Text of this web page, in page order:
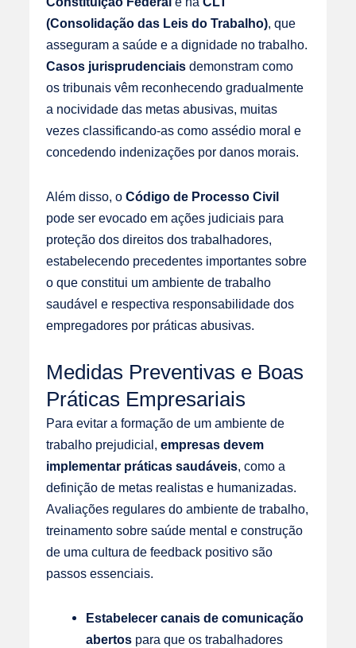
(Consolidação das Leis do Trabalho), que
asseguram a saúde e a dignidade no trabalho.
Casos jurisprudenciais demonstram como
os tribunais vêm reconhecendo gradualmente
a nocividade das metas abusivas, muitas
vezes classificando-as como assédio moral e
concedendo indenizações por danos morais.
Além disso, oCódigo de Processo Civil
pode ser evocado em ações judiciais para
proteção dos direitos dos trabalhadores,
estabelecendo precedentes importantes sobre
o que constitui um ambiente de trabalho
saudável e respectiva responsabilidade dos
empregadores por práticas abusivas.
Medidas Preventivas e Boas
Práticas Empresariais
Para evitar a formação de um ambiente de
trabalho prejudicial,empresas devem
implementar práticas saudáveis, como a
definição de metas realistas e humanizadas.
Avaliações regulares do ambiente de trabalho,
treinamento sobre saúde mental e construção
de uma cultura de feedback positivo são
passos essenciais.
Estabelecer canais de comunicação
abertospara que os trabalhadores